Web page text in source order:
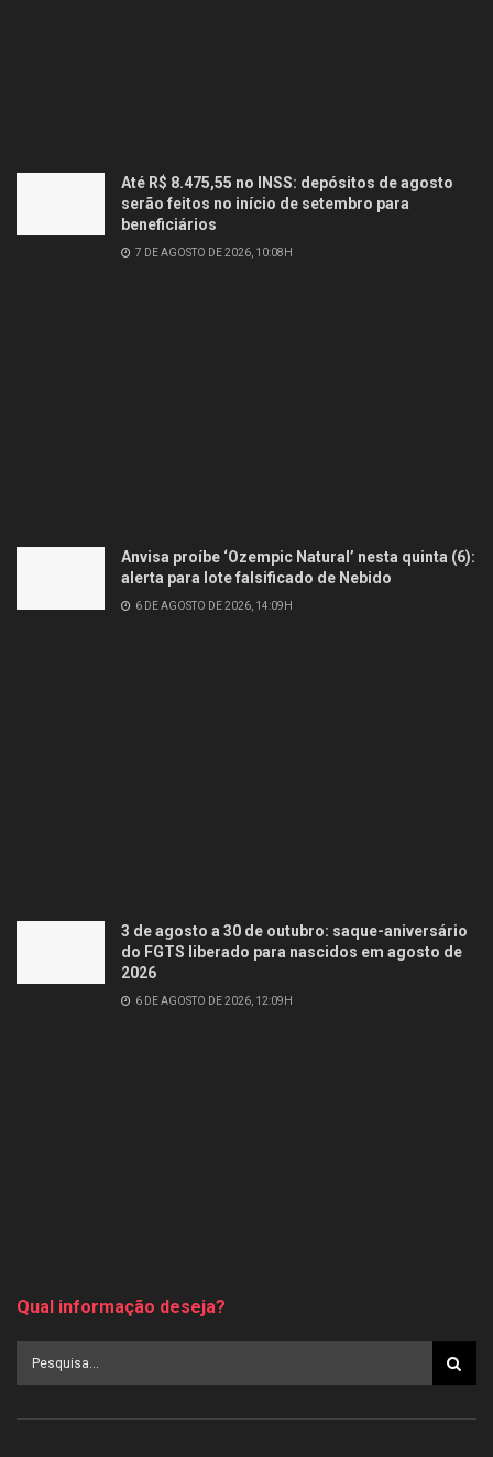
Até R$ 8.475,55 no INSS: depósitos de agosto
serão feitos no início de setembro para
beneficiários
7 DE AGOSTO DE 2026, 10:08H
Anvisa proíbe ‘Ozempic Natural’ nesta quinta (6):
alerta para lote falsificado de Nebido
6 DE AGOSTO DE 2026, 14:09H
3 de agosto a 30 de outubro: saque-aniversário
do FGTS liberado para nascidos em agosto de
2026
6 DE AGOSTO DE 2026, 12:09H
Qual informação deseja?